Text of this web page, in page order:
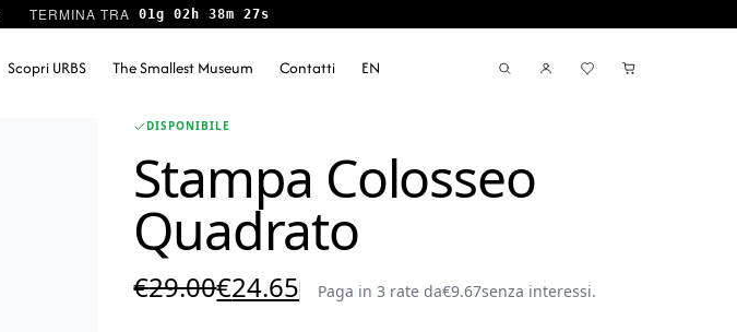
01g 02h 38m 27s
Scopri URBS The Smallest Museum Contatti EN
DISPONIBILE
Stampa Colosseo
Quadrato
€29.00Il
€24.65Il
Paga in 3 rate da€9.67senza interessi.